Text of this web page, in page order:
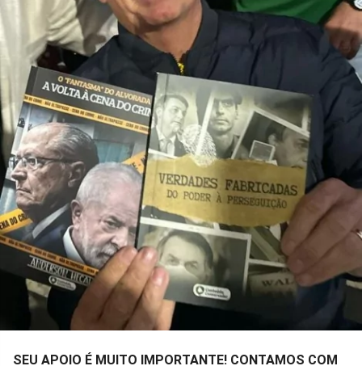
SEU APOIO É MUITO IMPORTANTE! CONTAMOS COM